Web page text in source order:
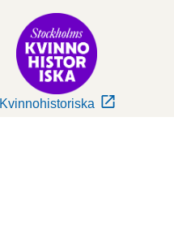
Kvinnohistoriska